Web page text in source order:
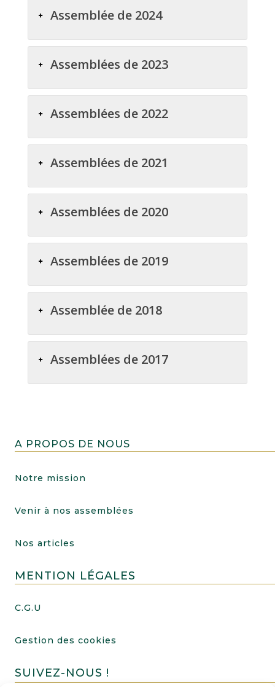
Assemblée de 2024
Assemblées de 2023
Assemblées de 2022
Assemblées de 2021
Assemblées de 2020
Assemblées de 2019
Assemblée de 2018
Assemblées de 2017
A PROPOS DE NOUS
Notre mission
Venir à nos assemblées
Nos articles
MENTION LÉGALES
C.G.U
Gestion des cookies
SUIVEZ-NOUS !